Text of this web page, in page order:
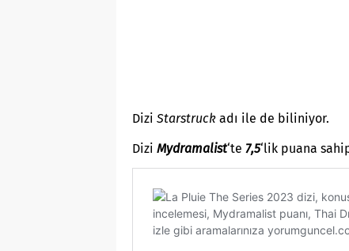
Dizi Starstruck adı ile de biliniyor.
Dizi Mydramalist‘te 7,5‘lik puana